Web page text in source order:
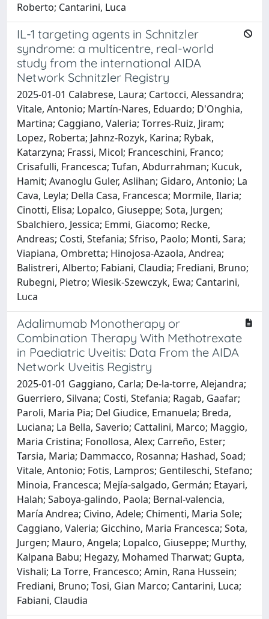
Roberto; Cantarini, Luca
IL-1 targeting agents in Schnitzler
syndrome: a multicentre, real-world
study from the international AIDA
Network Schnitzler Registry
2025-01-01 Calabrese, Laura; Cartocci, Alessandra;
Vitale, Antonio; Martín-Nares, Eduardo; D'Onghia,
Martina; Caggiano, Valeria; Torres-Ruiz, Jiram;
Lopez, Roberta; Jahnz-Rozyk, Karina; Rybak,
Katarzyna; Frassi, Micol; Franceschini, Franco;
Crisafulli, Francesca; Tufan, Abdurrahman; Kucuk,
Hamit; Avanoglu Guler, Aslihan; Gidaro, Antonio; La
Cava, Leyla; Della Casa, Francesca; Mormile, Ilaria;
Cinotti, Elisa; Lopalco, Giuseppe; Sota, Jurgen;
Sbalchiero, Jessica; Emmi, Giacomo; Recke,
Andreas; Costi, Stefania; Sfriso, Paolo; Monti, Sara;
Viapiana, Ombretta; Hinojosa-Azaola, Andrea;
Balistreri, Alberto; Fabiani, Claudia; Frediani, Bruno;
Rubegni, Pietro; Wiesik-Szewczyk, Ewa; Cantarini,
Luca
Adalimumab Monotherapy or
Combination Therapy With Methotrexate
in Paediatric Uveitis: Data From the AIDA
Network Uveitis Registry
2025-01-01 Gaggiano, Carla; De‐la‐torre, Alejandra;
Guerriero, Silvana; Costi, Stefania; Ragab, Gaafar;
Paroli, Maria Pia; Del Giudice, Emanuela; Breda,
Luciana; La Bella, Saverio; Cattalini, Marco; Maggio,
Maria Cristina; Fonollosa, Alex; Carreño, Ester;
Tarsia, Maria; Dammacco, Rosanna; Hashad, Soad;
Vitale, Antonio; Fotis, Lampros; Gentileschi, Stefano;
Minoia, Francesca; Mejía‐salgado, Germán; Etayari,
Halah; Saboya‐galindo, Paola; Bernal‐valencia,
María Andrea; Civino, Adele; Chimenti, Maria Sole;
Caggiano, Valeria; Gicchino, Maria Francesca; Sota,
Jurgen; Mauro, Angela; Lopalco, Giuseppe; Murthy,
Kalpana Babu; Hegazy, Mohamed Tharwat; Gupta,
Vishali; La Torre, Francesco; Amin, Rana Hussein;
Frediani, Bruno; Tosi, Gian Marco; Cantarini, Luca;
Fabiani, Claudia